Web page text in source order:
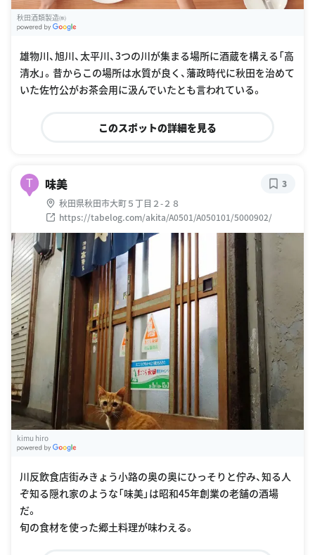
秋田酒類製造㈱
雄物川、旭川、太平川、3つの川が集まる場所に酒蔵を構える「高
清水」。昔からこの場所は水質が良く、藩政時代に秋田を治めて
いた佐竹公がお茶会用に汲んでいたとも言われている。
このスポットの詳細を見る
T 味美
秋田県秋田市大町５丁目２-２８
https://tabelog.com/akita/A0501/A050101/5000902/
3
kimu hiro
川反飲食店街みきょう小路の奥の奥にひっそりと佇み、知る人
ぞ知る隠れ家のような「味美」は昭和45年創業の老舗の酒場
だ。
旬の食材を使った郷土料理が味わえる。